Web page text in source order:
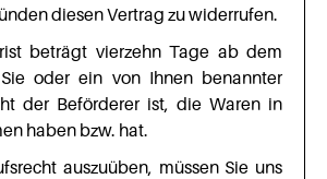
diesen Vertrag zu widerrufen.
beträgt vierzehn Tage ab dem
oder ein von Ihnen benannter
der Beförderer ist, die Waren in
haben bzw. hat.
auszuüben, müssen Sie uns